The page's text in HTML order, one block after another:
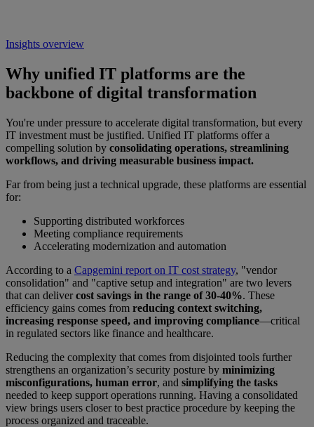
Insights overview
Why unified IT platforms are the
backbone of digital transformation
You're under pressure to accelerate digital transformation, but every
IT investment must be justified. Unified IT platforms offer a
compelling solution by consolidating operations, streamlining
workflows, and driving measurable business impact.
Far from being just a technical upgrade, these platforms are essential
for:
Supporting distributed workforces
Meeting compliance requirements
Accelerating modernization and automation
According to a Capgemini report on IT cost strategy, "vendor
consolidation" and "captive setup and integration" are two levers
that can delivercost savings in the range of 30-40%. These
efficiency gains comes from reducing context switching,
increasing response speed, and improving compliance—critical
in regulated sectors like finance and healthcare.
Reducing the complexity that comes from disjointed tools further
strengthens an organization’s security posture by minimizing
misconfigurations, human error, and simplifying the tasks
needed to keep support operations running. Having a consolidated
view brings users closer to best practice procedure by keeping the
process organized and traceable.